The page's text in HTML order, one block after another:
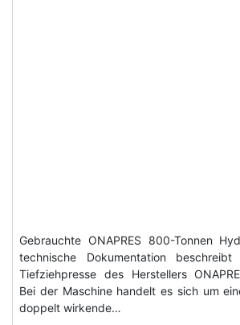
Gebrauchte ONAPRES 800-Tonnen
technische Dokumentation
Tiefziehpresse des Herstellers
Bei der Maschine handelt es sich um
doppelt wirkende…